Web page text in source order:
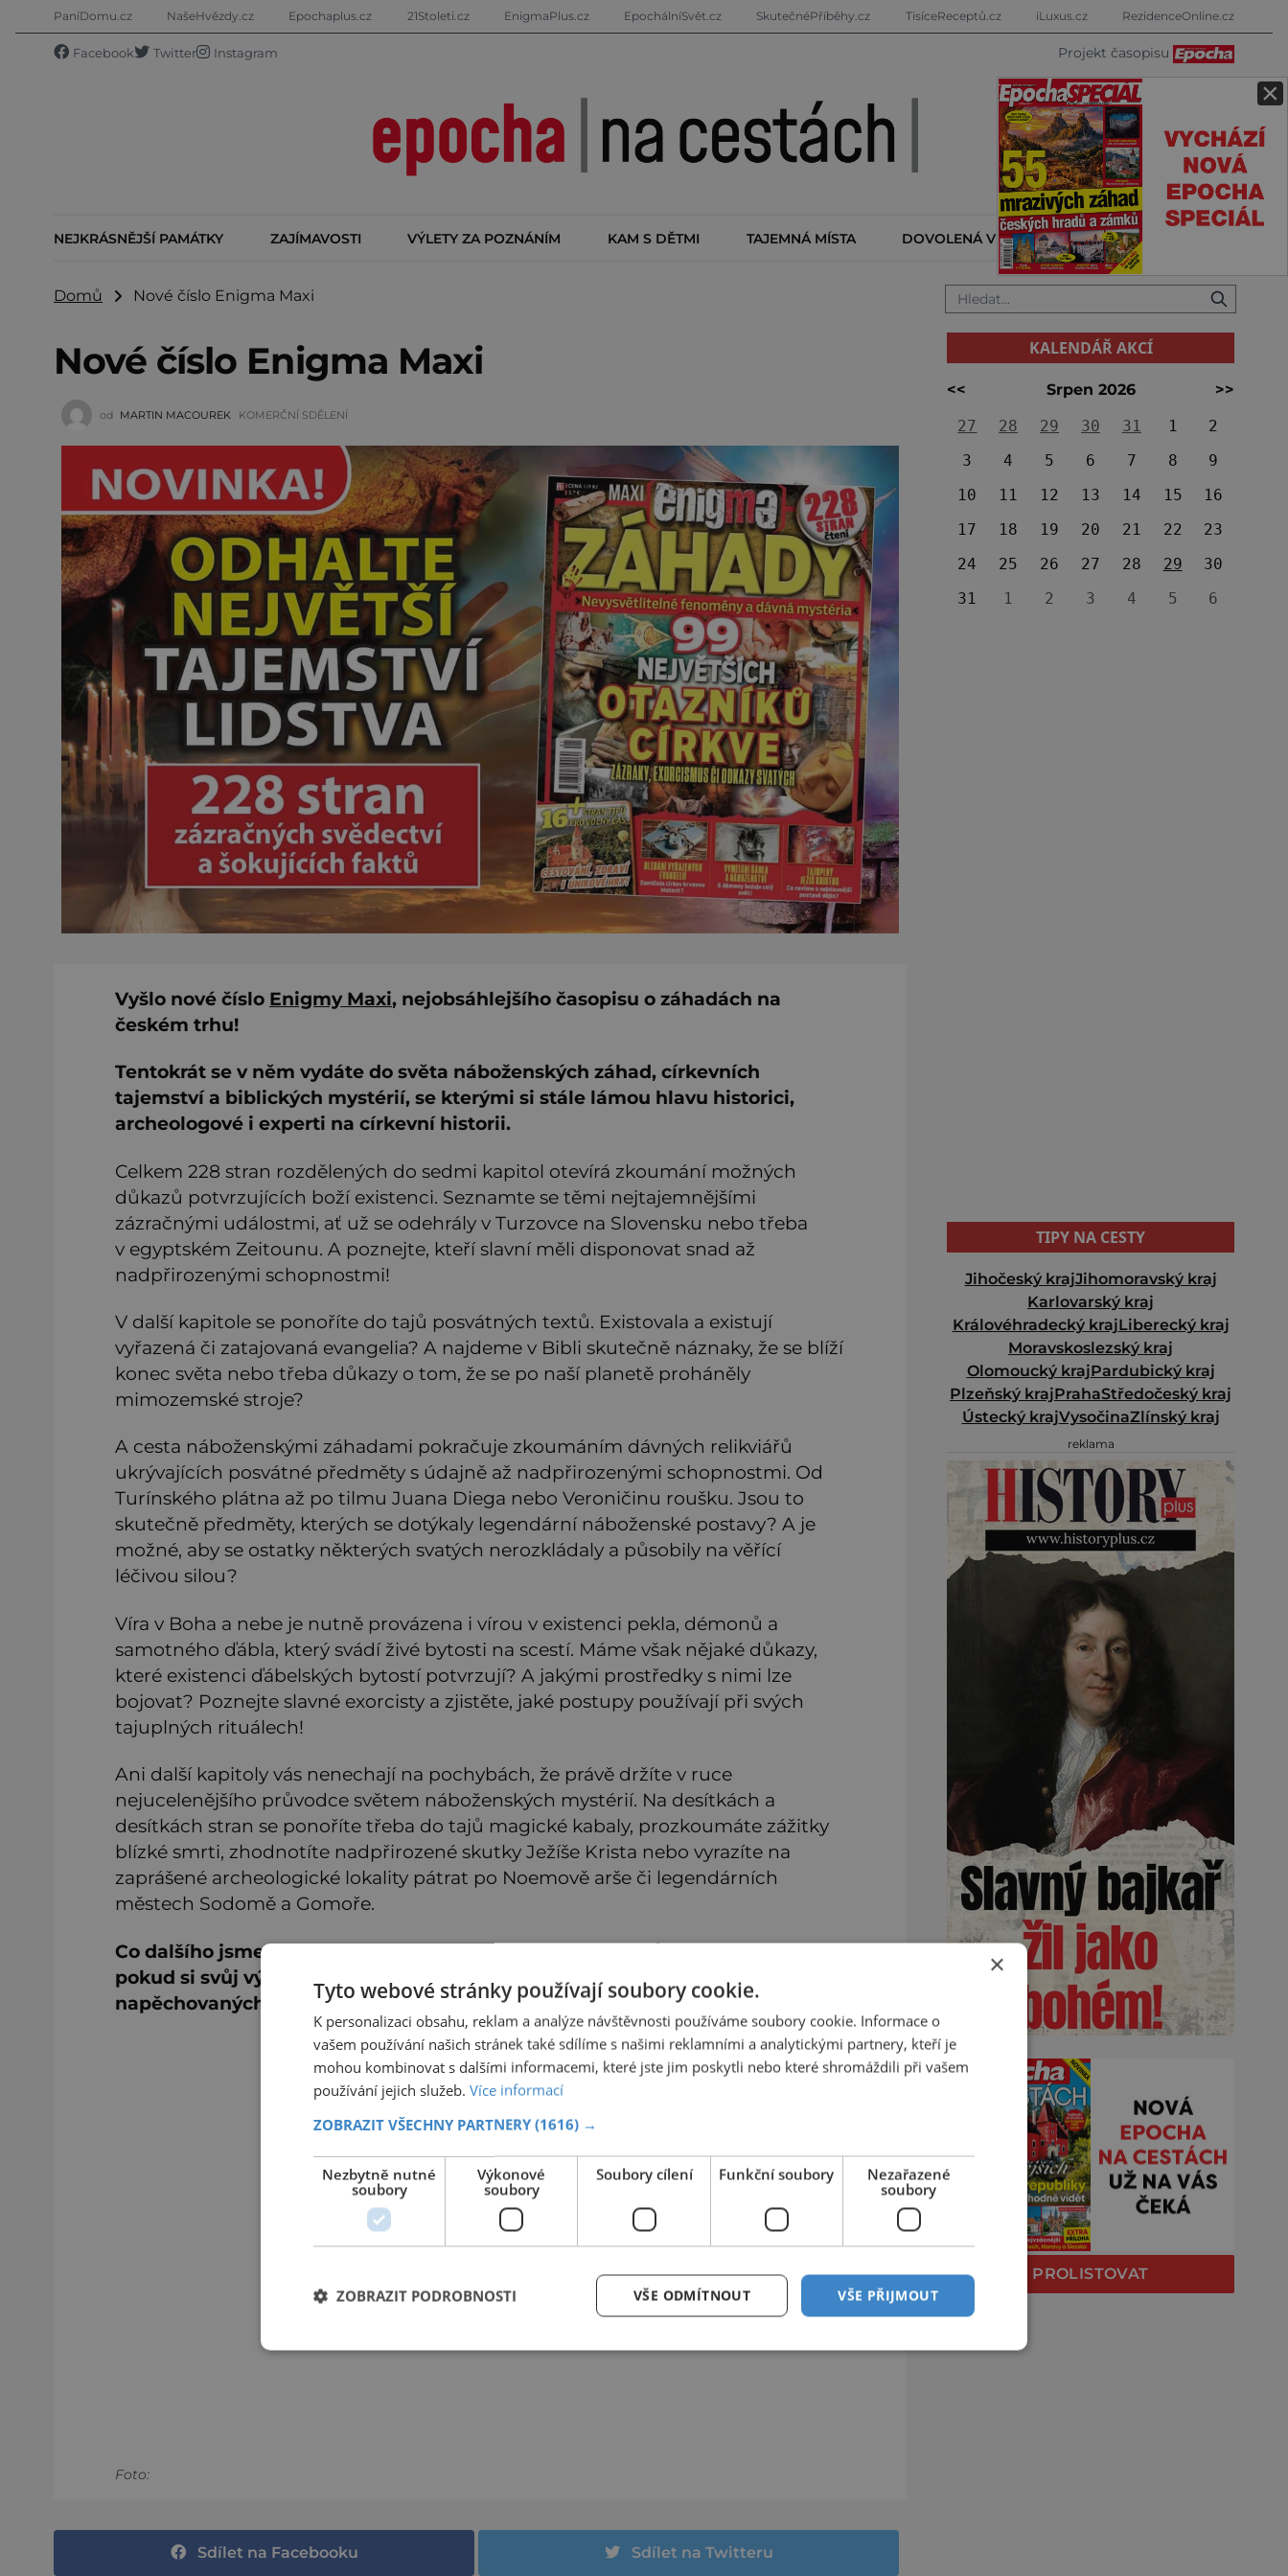
×
PaníDomu.cz NašeHvězdy.cz Epochaplus.cz 21Stoleti.cz EnigmaPlus.cz EpochálníSvět.cz SkutečnéPříběhy.cz TisíceReceptů.cz iLuxus.cz RezidenceOnline.cz
Facebook Twitter Instagram Projekt časopisu
NEJKRÁSNĚJŠÍ PAMÁTKY ZAJÍMAVOSTI VÝLETY ZA POZNÁNÍM KAM S DĚTMI TAJEMNÁ MÍSTA DOVOLENÁ V ZAHRANIČÍ KALENDÁŘ AKCÍ
Domů Nové číslo Enigma Maxi
Nové číslo Enigma Maxi
od MARTIN MACOUREK KOMERČNÍ SDĚLENÍ
Vyšlo nové číslo Enigmy Maxi, nejobsáhlejšího časopisu o záhadách na
českém trhu!
Tentokrát se v něm vydáte do světa náboženských záhad, církevních
tajemství a biblických mystérií, se kterými si stále lámou hlavu historici,
archeologové i experti na církevní historii.
Celkem 228 stran rozdělených do sedmi kapitol otevírá zkoumání možných
důkazů potvrzujících boží existenci. Seznamte se těmi nejtajemnějšími
zázračnými událostmi, ať už se odehrály v Turzovce na Slovensku nebo třeba
v egyptském Zeitounu. A poznejte, kteří slavní měli disponovat snad až
nadpřirozenými schopnostmi!
V další kapitole se ponoříte do tajů posvátných textů. Existovala a existují
vyřazená či zatajovaná evangelia? A najdeme v Bibli skutečně náznaky, že se blíží
konec světa nebo třeba důkazy o tom, že se po naší planetě proháněly
mimozemské stroje?
A cesta náboženskými záhadami pokračuje zkoumáním dávných relikviářů
ukrývajících posvátné předměty s údajně až nadpřirozenými schopnostmi. Od
Turínského plátna až po tilmu Juana Diega nebo Veroničinu roušku. Jsou to
skutečně předměty, kterých se dotýkaly legendární náboženské postavy? A je
možné, aby se ostatky některých svatých nerozkládaly a působily na věřící
léčivou silou?
Víra v Boha a nebe je nutně provázena i vírou v existenci pekla, démonů a
samotného ďábla, který svádí živé bytosti na scestí. Máme však nějaké důkazy,
které existenci ďábelských bytostí potvrzují? A jakými prostředky s nimi lze
bojovat? Poznejte slavné exorcisty a zjistěte, jaké postupy používají při svých
tajuplných rituálech!
Ani další kapitoly vás nenechají na pochybách, že právě držíte v ruce
nejucelenějšího průvodce světem náboženských mystérií. Na desítkách a
desítkách stran se ponoříte třeba do tajů magické kabaly, prozkoumáte zážitky
blízké smrti, zhodnotíte nadpřirozené skutky Ježíše Krista nebo vyrazíte na
zaprášené archeologické lokality pátrat po Noemově arše či legendárních
městech Sodomě a Gomoře.
Co dalšího jsme si pro vás v Enigmě Maxi připravili? To můžete zjistit sami,
pokud si svůj výtisk pořídíte třeba právě teď. Neuvěřitelných 228 stran
napěchovaných informacemi a obrázky na vás čeká za pouhých 119 Kč!
Titul zakoupíte
ZDE
Foto:
Sdílet na Facebooku Sdílet na Twitteru
KALENDÁŘ AKCÍ
<< Srpen 2026
>>
27
28 29 30 31 1
2
3
4 5 6 7 8
9
10
11 12 13 14 15
16
17
18 19 20 21 22
23
24
25 26 27 28 29
30
31
1 2 3 4 5 6
TIPY NA CESTY
Jihočeský krajJihomoravský kraj
Karlovarský kraj
Královéhradecký krajLiberecký kraj
Moravskoslezský kraj
Olomoucký krajPardubický kraj
Plzeňský krajPrahaStředočeský kraj
Ústecký krajVysočinaZlínský kraj
reklama
PROLISTOVAT
×
Tyto webové stránky používají soubory cookie.
K personalizaci obsahu, reklam a analýze návštěvnosti používáme soubory cookie. Informace o
vašem používání našich stránek také sdílíme s našimi reklamními a analytickými partnery, kteří je
mohou kombinovat s dalšími informacemi, které jste jim poskytli nebo které shromáždili při vašem
používání jejich služeb. Více informací
ZOBRAZIT VŠECHNY PARTNERY (1616) →
Nezbytně nutné
soubory
Výkonové
soubory
Soubory cílení Funkční soubory
Nezařazené
soubory
VŠE PŘIJMOUT
VŠE ODMÍTNOUT
ZOBRAZIT PODROBNOSTI